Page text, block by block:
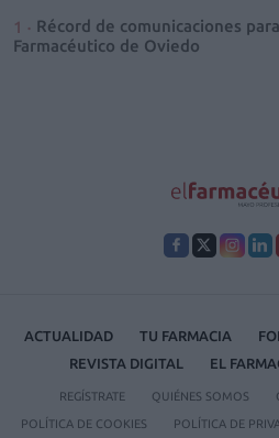
Récord de comunicaciones
Farmacéutico de Oviedo
ACTUALIDAD TU FARMACIA
REVISTA DIGITAL
EL
REGÍSTRATE QUIÉNES SOMOS
POLÍTICA DE COOKIES POLÍTICA DE